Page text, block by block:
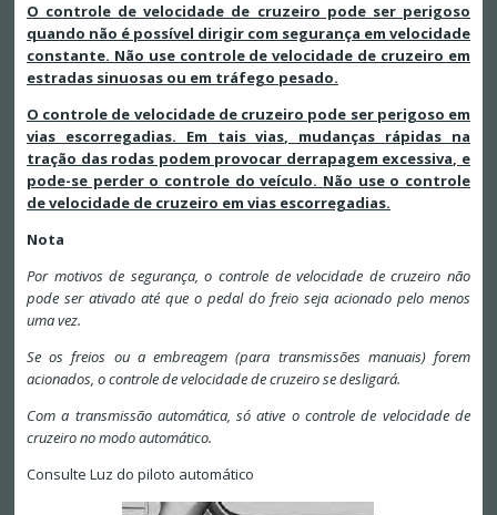
O controle de velocidade de cruzeiro pode ser perigoso
quando não é possível dirigir com segurança em velocidade
constante. Não use controle de velocidade de cruzeiro em
estradas sinuosas ou em tráfego pesado.
O controle de velocidade de cruzeiro pode ser perigoso em
vias escorregadias. Em tais vias, mudanças rápidas na
tração das rodas podem provocar derrapagem excessiva, e
pode-se perder o controle do veículo. Não use o controle
de velocidade de cruzeiro em vias escorregadias.
Nota
Por motivos de segurança, o controle de velocidade de cruzeiro não
pode ser ativado até que o pedal do freio seja acionado pelo menos
uma vez.
Se os freios ou a embreagem (para transmissões manuais) forem
acionados, o controle de velocidade de cruzeiro se desligará.
Com a transmissão automática, só ative o controle de velocidade de
cruzeiro no modo automático.
Consulte Luz do piloto automático